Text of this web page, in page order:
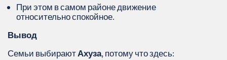
При этом в самом районе движение
относительно спокойное.
Вывод
Семьи выбираютАхуза, потому что здесь: